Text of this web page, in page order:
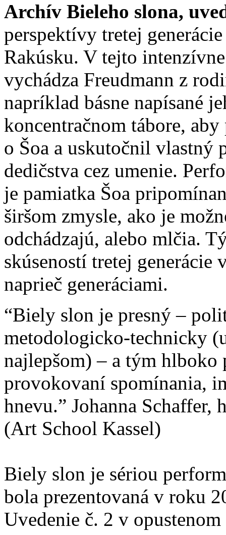
Archív Bieleho slona,
perspektívy tretej
Rakúsku. V tejto
vychádza Freudmann z
napríklad básne napísané
koncentračnom tábore,
o Šoa a uskutočnil vlastný
dedičstva cez umenie.
je pamiatka Šoa
širšom zmysle, ako je
odchádzajú, alebo mlčia.
skúseností tretej generácie
naprieč generáciami.
“Biely slon je presný –
metodologicko-technicky
najlepšom) – a tým hlboko
provokovaní spomínania,
hnevu.” Johanna Schaffer,
(Art School Kassel)
Biely slon je sériou
bola prezentovaná v roku
Uvedenie č. 2 v